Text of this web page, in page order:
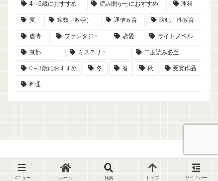
4～6歳におすすめ 読み聞かせにおすすめ 理科
夏 算数（数学） 通信教育 防犯・性教育
虐待 ファンタジー 恋愛 ライトノベル
京都 ミステリー 二度読み必至
0～3歳におすすめ 冬 春 秋 受賞作品
料理
© 2023-2026 読書記録ノート【こひめ家の本棚】.
メニュー ホーム 検索 トップ サイドバー